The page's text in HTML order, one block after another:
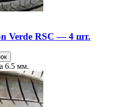
Verde RSC — 4 шт.
6.5 мм.